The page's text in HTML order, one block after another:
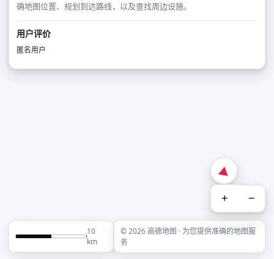
确地图位置、规划到达路线，以及查找周边设施。
用户评价
匿名用户
+ −
10
km
© 2026 高德地图 · 为您提供准确的地图服
务